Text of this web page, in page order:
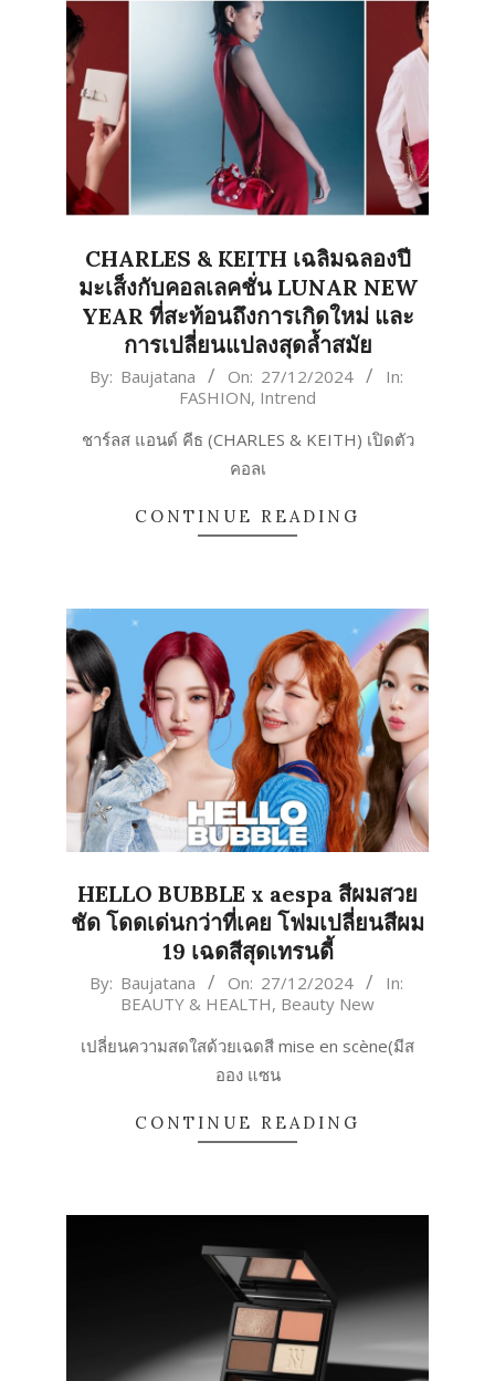
CHARLES & KEITH เฉลิมฉลองปี
มะเส็งกับคอลเลคชั่น LUNAR NEW
YEAR ที่สะท้อนถึงการเกิดใหม่ และ
การเปลี่ยนแปลงสุดล้ำสมัย
2024-
27
By: Baujatana On: 27/12/2024
In:
FASHION, Intrend
ชาร์ลส แอนด์ คีธ (CHARLES & KEITH) เปิดตัว
คอลเ
CONTINUE READING
HELLO BUBBLE x aespa สีผมสวย
ชัด โดดเด่นกว่าที่เคย โฟมเปลี่ยนสีผม
19 เฉดสีสุดเทรนดี้
2024-
By: Baujatana On: 27/12/2024
In:
BEAUTY & HEALTH, Beauty New
เปลี่ยนความสดใสด้วยเฉดสี mise en scène(มีส
ออง แซน
CONTINUE READING